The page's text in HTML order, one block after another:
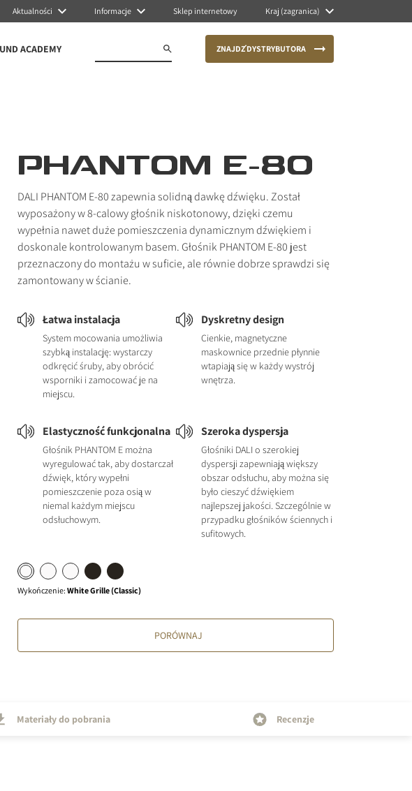
Aktualności Informacje Sklep internetowy Kraj (zagranica)
ACADEMY ZNAJDŹ DYSTRYBUTORA
PHANTOM E-80
DALI PHANTOM E-80 zapewnia solidną dawkę dźwięku. Został
wyposażony w 8-calowy głośnik niskotonowy, dzięki czemu
wypełnia nawet duże pomieszczenia dynamicznym dźwiękiem i
doskonale kontrolowanym basem. Głośnik PHANTOM E-80 jest
przeznaczony do montażu w suficie, ale równie dobrze sprawdzi się
zamontowany w ścianie.
Łatwa instalacja
System mocowania umożliwia
szybką instalację: wystarczy
odkręcić śruby, aby obrócić
wsporniki i zamocować je na
miejscu.
Dyskretny design
Cienkie, magnetyczne
maskownice przednie płynnie
wtapiają się w każdy wystrój
wnętrza.
Elastyczność funkcjonalna
Głośnik PHANTOM E można
wyregulować tak, aby dostarczał
dźwięk, który wypełni
pomieszczenie poza osią w
niemal każdym miejscu
odsłuchowym.
Szeroka dyspersja
Głośniki DALI o szerokiej
dyspersji zapewniają większy
obszar odsłuchu, aby można się
było cieszyć dźwiękiem
najlepszej jakości. Szczególnie w
przypadku głośników ściennych i
sufitowych.
Wykończenie:White Grille (Classic)
PORÓWNAJ
Materiały do pobrania Recenzje